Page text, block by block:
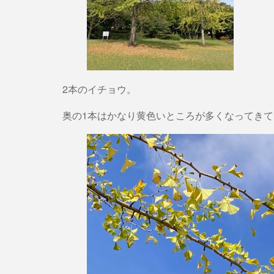
2本のイチョウ。
奥の1本はかなり黄色いところが多くなってき